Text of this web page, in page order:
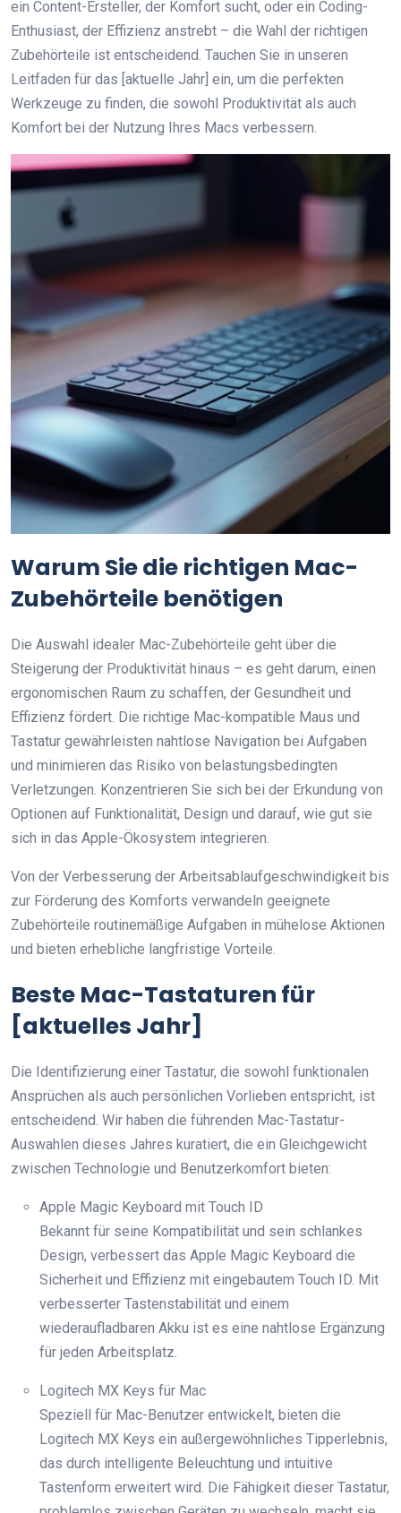
ein Content-Ersteller, der Komfort sucht, oder ein Coding-
Enthusiast, der Effizienz anstrebt – die Wahl der richtigen
Zubehörteile ist entscheidend. Tauchen Sie in unseren
Leitfaden für das [aktuelle Jahr] ein, um die perfekten
Werkzeuge zu finden, die sowohl Produktivität als auch
Komfort bei der Nutzung Ihres Macs verbessern.
Warum Sie die richtigen Mac-
Zubehörteile benötigen
Die Auswahl idealer Mac-Zubehörteile geht über die
Steigerung der Produktivität hinaus – es geht darum, einen
ergonomischen Raum zu schaffen, der Gesundheit und
Effizienz fördert. Die richtige Mac-kompatible Maus und
Tastatur gewährleisten nahtlose Navigation bei Aufgaben
und minimieren das Risiko von belastungsbedingten
Verletzungen. Konzentrieren Sie sich bei der Erkundung von
Optionen auf Funktionalität, Design und darauf, wie gut sie
sich in das Apple-Ökosystem integrieren.
Von der Verbesserung der Arbeitsablaufgeschwindigkeit bis
zur Förderung des Komforts verwandeln geeignete
Zubehörteile routinemäßige Aufgaben in mühelose Aktionen
und bieten erhebliche langfristige Vorteile.
Beste Mac-Tastaturen für
[aktuelles Jahr]
Die Identifizierung einer Tastatur, die sowohl funktionalen
Ansprüchen als auch persönlichen Vorlieben entspricht, ist
entscheidend. Wir haben die führenden Mac-Tastatur-
Auswahlen dieses Jahres kuratiert, die ein Gleichgewicht
zwischen Technologie und Benutzerkomfort bieten:
Apple Magic Keyboard mit Touch ID
Bekannt für seine Kompatibilität und sein schlankes
Design, verbessert das Apple Magic Keyboard die
Sicherheit und Effizienz mit eingebautem Touch ID. Mit
verbesserter Tastenstabilität und einem
wiederaufladbaren Akku ist es eine nahtlose Ergänzung
für jeden Arbeitsplatz.
Logitech MX Keys für Mac
Speziell für Mac-Benutzer entwickelt, bieten die
Logitech MX Keys ein außergewöhnliches Tipperlebnis,
das durch intelligente Beleuchtung und intuitive
Tastenform erweitert wird. Die Fähigkeit dieser Tastatur,